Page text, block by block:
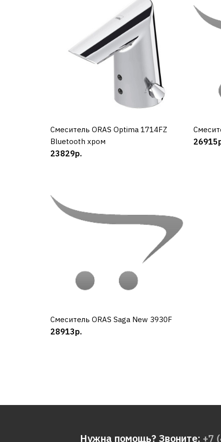
КУПИТЬ
Смеситель ORAS Optima 1714FZ
Bluetooth хром
23829р.
КУПИТЬ
Смеситель ORAS Saga New 3930F
28913р.
Нужна помощь? Звоните: +7